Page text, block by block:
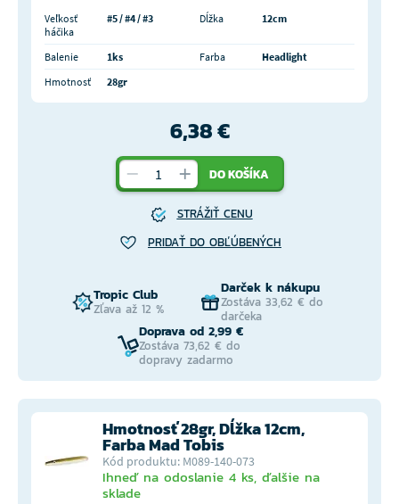
Veľkosť
háčika
#5 / #4 / #3 Dĺžka 12cm
Balenie 1ks Farba
Headlight
Hmotnosť
28gr
6,38 €
DO KOŠÍKA
STRÁŽIŤ CENU
PRIDAŤ DO OBĽÚBENÝCH
Tropic Club
Zľava až 12 %
Darček k nákupu
Zostáva 33,62 € do
darčeka
Doprava od 2,99 €
Zostáva 73,62 € do
dopravy zadarmo
Hmotnosť 28gr, Dĺžka 12cm,
Farba Mad Tobis
Kód produktu: M089-140-073
Ihneď na odoslanie 4 ks, ďalšie na
sklade